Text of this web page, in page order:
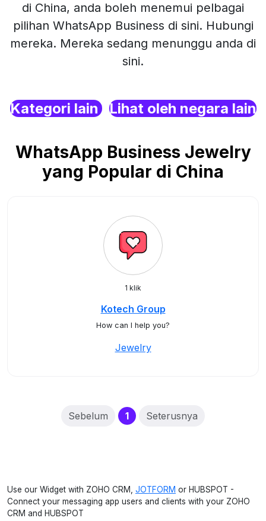
di China, anda boleh menemui pelbagai
pilihan WhatsApp Business di sini. Hubungi
mereka. Mereka sedang menunggu anda di
sini.
Kategori lain Lihat oleh negara lain
WhatsApp Business Jewelry
yang Popular di China
1 klik
Kotech Group
How can I help you?
Jewelry
Sebelum 1(current)
Seterusnya
Use our Widget with ZOHO CRM, JOTFORM or HUBSPOT -
Connect your messaging app users and clients with your ZOHO
CRM and HUBSPOT